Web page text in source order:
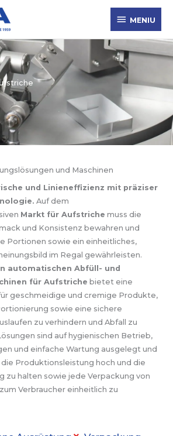
MENIU
MENIU
und Maschinen
und Linieneffizienz mit präziser
Auf dem
Markt für Aufstriche muss die
und Konsistenz bewahren und
Portionen sowie ein einheitliches,
im Regal gewährleisten.
automatischen Abfüll- und
für Aufstriche bietet eine
geschmeidige und cremige Produkte,
sowie eine sichere
zu verhindern und Abfall zu
sind auf hygienischen Betrieb,
und einfache Wartung ausgelegt und
die Produktionsleistung hoch und die
zu halten sowie jede Verpackung von
Verbraucher einheitlich zu